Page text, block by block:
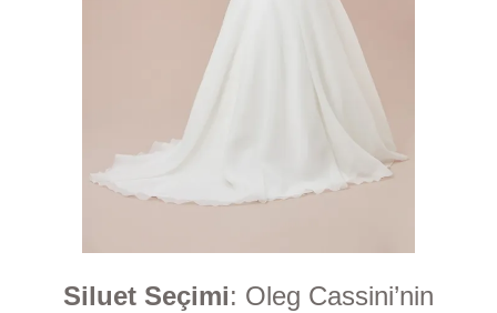
Siluet Seçimi: Oleg Cassini’nin